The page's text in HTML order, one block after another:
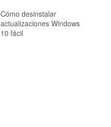
Cómo desinstalar
actualizaciones Windows
10 fácil